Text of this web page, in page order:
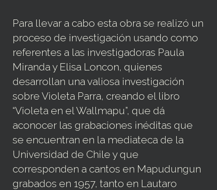
Para llevar a cabo esta obra se realizó un
proceso de investigación usando como
referentes a las investigadoras Paula
Miranda y Elisa Loncon, quienes
desarrollan una valiosa investigación
sobre Violeta Parra, creando el libro
“Violeta en el Wallmapu”, que dá
aconocer las grabaciones inéditas que
se encuentran en la mediateca de la
Universidad de Chile y que
corresponden a cantos en Mapudungun
grabados en 1957, tanto en Lautaro